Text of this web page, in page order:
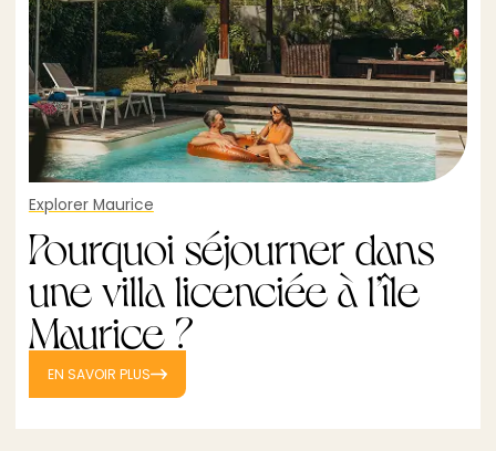
Explorer Maurice
Pourquoi séjourner dans
une villa licenciée à l’île
Maurice ?
EN SAVOIR PLUS